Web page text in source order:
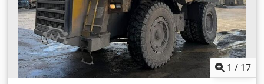
1 / 17